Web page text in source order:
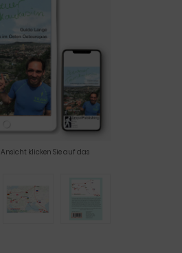
klicken Sie auf das